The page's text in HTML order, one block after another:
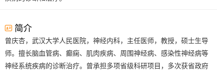
简介
曾庆杏，武汉大学人民医院，神经内科，主任医师，教授，硕士生导
师。擅长脑血管病、癫痫、肌肉疾病、周围神经病、感染性神经病等
神经系统疾病的诊断治疗。曾承担多项省级科研项目，多次获省政府